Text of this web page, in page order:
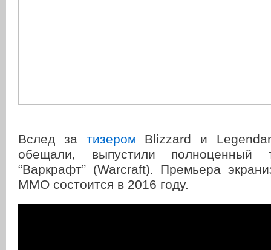
Вслед за тизером Blizzard и
обещали, выпустили полноценный
“Варкрафт” (Warcraft). Премьера
ММО состоится в 2016 году.